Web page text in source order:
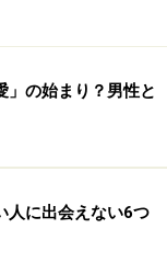
てあげることが大
」の始まり？男性と
人に出会えない6つ